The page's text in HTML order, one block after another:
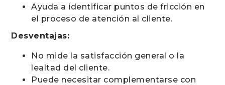
Ayuda a identificar puntos de fricción en
el proceso de atención al cliente.
Desventajas:
No mide la satisfacción general o la
lealtad del cliente.
Puede necesitar complementarse con